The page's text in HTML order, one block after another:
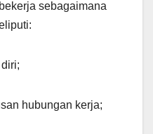
sebagaimana
hubungan kerja;